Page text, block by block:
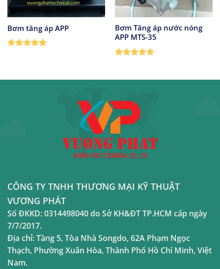
Bơm tăng áp APP
Bơm Tăng áp nước nóng
APP MTS-35
sao
CÔNG TY TNHH THƯƠNG MẠI KỸ THUẬT
VƯƠNG PHÁT
Số ĐKKD:0314498040do Sở KH&ĐT TP.HCM cấp ngày
7/7/2017.
Địa chỉ:Tầng 5, Tòa Nhà Songdo, 62A Phạm Ngọc
Thạch, Phường Xuân Hòa, Thành Phố Hồ Chí Minh, Việt
Nam.